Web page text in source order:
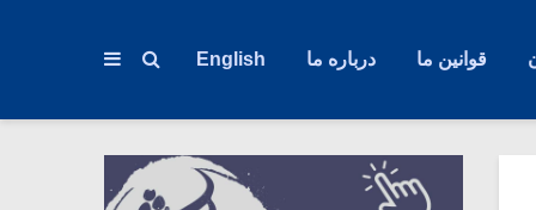
قوانین ما درباره ما English